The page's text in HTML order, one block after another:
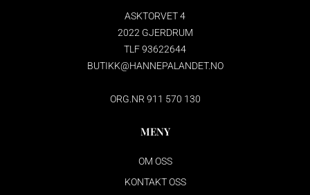
ASKTORVET 4
2022 GJERDRUM
TLF 93622644
BUTIKK@HANNEPALANDET.NO
ORG.NR 911 570 130
MENY
OM OSS
KONTAKT OSS